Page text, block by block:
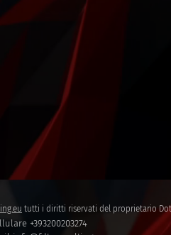
tutti i diritti riservati del proprietario Dott.
+393200203274